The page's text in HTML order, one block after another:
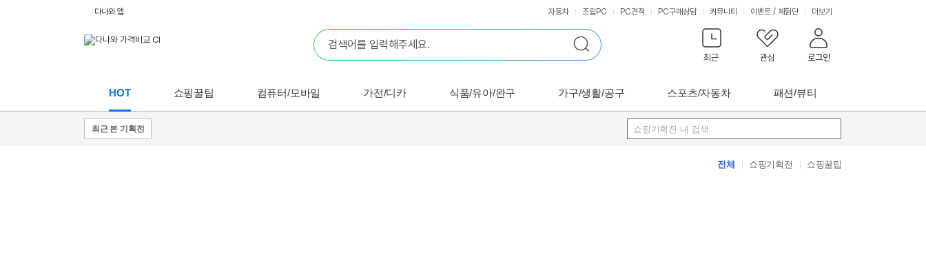
최근 관심 로그인
다나와 앱 자동차 조립PC PC견적 PC구매상담 커뮤니티 이벤트 / 체험단 더보기
HOT 쇼핑꿀팁 컴퓨터/모바일 가전/디카 식품/유아/완구 가구/생활/공구 스포츠/자동차 패션/뷰티
쇼핑기획전 내 검색
최근 본 기획전
전체 쇼핑기획전 쇼핑꿀팁